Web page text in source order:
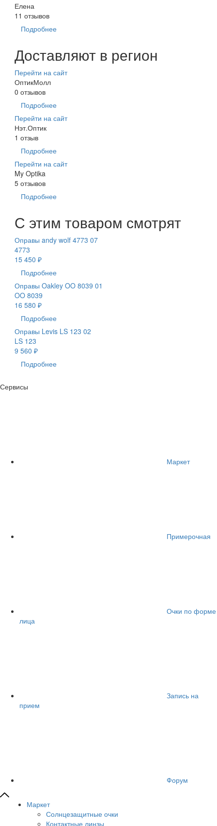
Елена
11 отзывов
Подробнее
Доставляют в регион
Перейти на сайт
ОптикМолл
0 отзывов
Подробнее
Перейти на сайт
Нэт.Оптик
1 отзыв
Подробнее
Перейти на сайт
My Optika
5 отзывов
Подробнее
С этим товаром смотрят
Оправы andy wolf 4773 07
4773
15 450 ₽
Подробнее
Оправы Oakley OO 8039 01
OO 8039
16 580 ₽
Подробнее
Оправы Levis LS 123 02
LS 123
9 560 ₽
Подробнее
Сервисы
Маркет
Примерочная
Очки по форме
лица
Запись на
прием
Форум
Маркет
Солнцезащитные очки
Контактные линзы